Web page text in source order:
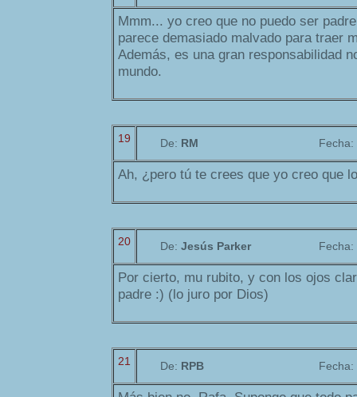
Mmm... yo creo que no puedo ser
parece demasiado malvado para traer
Además, es una gran responsabilidad
mundo.
19 De: RM Fecha:
Ah, ¿pero tú te crees que yo creo que
20 De: Jesús Parker Fecha:
Por cierto, mu rubito, y con los ojos
padre :) (lo juro por Dios)
21 De: RPB Fecha: